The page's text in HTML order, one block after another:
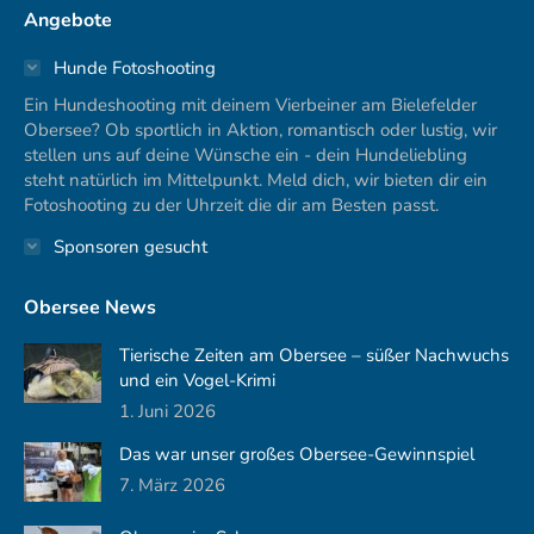
opens
in
new
window
opens
in
new
window
Angebote
Hunde Fotoshooting
Ein Hundeshooting mit deinem Vierbeiner am Bielefelder
Obersee? Ob sportlich in Aktion, romantisch oder lustig, wir
stellen uns auf deine Wünsche ein - dein Hundeliebling
steht natürlich im Mittelpunkt. Meld dich, wir bieten dir ein
Fotoshooting zu der Uhrzeit die dir am Besten passt.
Sponsoren gesucht
Obersee News
Tierische Zeiten am Obersee – süßer Nachwuchs
und ein Vogel-Krimi
1. Juni 2026
Das war unser großes Obersee-Gewinnspiel
7. März 2026